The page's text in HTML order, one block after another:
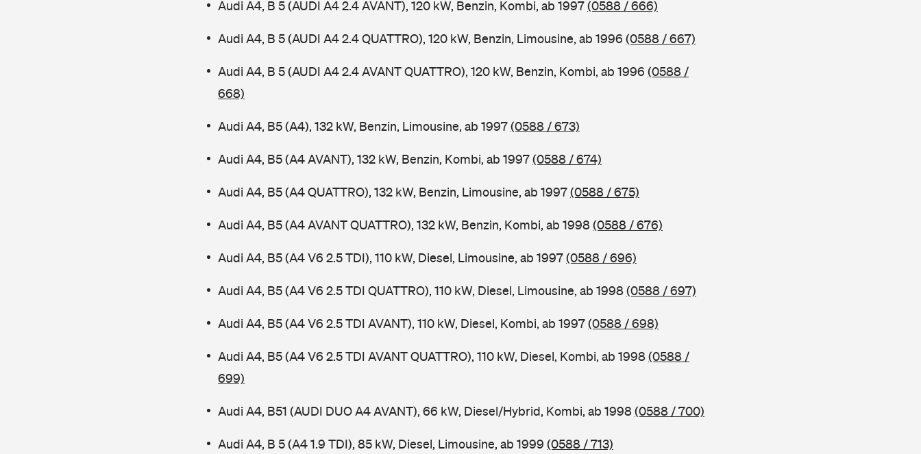
Audi A4, B 5 (AUDI A4 2.4 AVANT), 120 kW, Benzin, Kombi, ab 1997(0588 / 666)
Audi A4, B 5 (AUDI A4 2.4 QUATTRO), 120 kW, Benzin, Limousine, ab 1996 (0588 / 667)
Audi A4, B 5 (AUDI A4 2.4 AVANT QUATTRO), 120 kW, Benzin, Kombi, ab 1996 (0588 /
668)
Audi A4, B5 (A4), 132 kW, Benzin, Limousine, ab 1997(0588 / 673)
Audi A4, B5 (A4 AVANT), 132 kW, Benzin, Kombi, ab 1997(0588 / 674)
Audi A4, B5 (A4 QUATTRO), 132 kW, Benzin, Limousine, ab 1997(0588 / 675)
Audi A4, B5 (A4 AVANT QUATTRO), 132 kW, Benzin, Kombi, ab 1998(0588 / 676)
Audi A4, B5 (A4 V6 2.5 TDI), 110 kW, Diesel, Limousine, ab 1997(0588 / 696)
Audi A4, B5 (A4 V6 2.5 TDI QUATTRO), 110 kW, Diesel, Limousine, ab 1998(0588 / 697)
Audi A4, B5 (A4 V6 2.5 TDI AVANT), 110 kW, Diesel, Kombi, ab 1997(0588 / 698)
Audi A4, B5 (A4 V6 2.5 TDI AVANT QUATTRO), 110 kW, Diesel, Kombi, ab 1998(0588 /
699)
Audi A4, B51 (AUDI DUO A4 AVANT), 66 kW, Diesel/Hybrid, Kombi, ab 1998(0588 / 700)
Audi A4, B 5 (A4 1.9 TDI), 85 kW, Diesel, Limousine, ab 1999 (0588 / 713)